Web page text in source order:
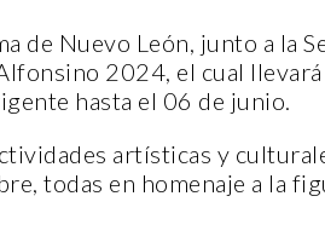
de Nuevo León, junto a la
2024, el cual
hasta el 06 de junio.
artísticas y
todas en homenaje a la